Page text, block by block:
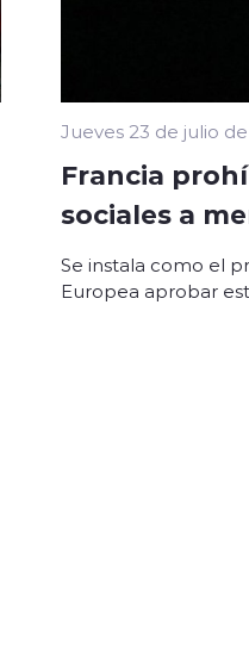
Jueves 23 de julio
Francia
sociales a
Se instala como el
Europea aprobar